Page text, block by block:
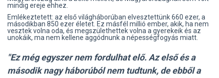
mindig ereje ehhez.
Emlékeztetett: az első világháborúban elvesztettünk 660 ezer, a
másodikban 850 ezer életet. Ez másfél millió ember, akik, ha nem
vesztek volna oda, és megszülethettek volna a gyerekeik és az
unokáik, ma nem kellene aggódnunk a népességfogyás miatt.
"Ez még egyszer nem fordulhat elő. Az első és a
második nagy háborúból nem tudtunk, de ebből a